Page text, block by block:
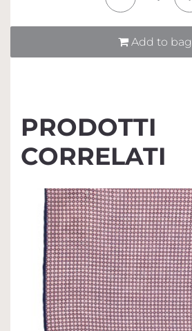
Add to bag
PRODOTTI
CORRELATI